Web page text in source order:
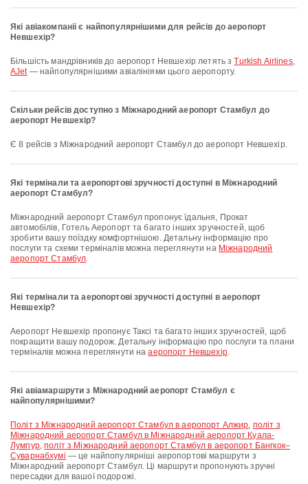
Які авіакомпанії є найпопулярнішими для рейсів до аеропорт
Невшехір?
Більшість мандрівників до аеропорт Невшехір летять зTurkish Airlines,
AJet— найпопулярнішими авіалініями цього аеропорту.
Скільки рейсів доступно з Міжнародний аеропорт Стамбул до
аеропорт Невшехір?
Є 8 рейсів з Міжнародний аеропорт Стамбул до аеропорт Невшехір.
Які термінали та аеропортові зручності доступні в Міжнародний
аеропорт Стамбул?
Міжнародний аеропорт Стамбул пропонує їдальня, Прокат
автомобілів, Готель Аеропорт та багато інших зручностей, щоб
зробити вашу поїздку комфортнішою. Детальну інформацію про
послуги та схеми терміналів можна переглянути на Міжнародний
аеропорт Стамбул.
Які термінали та аеропортові зручності доступні в аеропорт
Невшехір?
аеропорт Невшехір пропонує Таксі та багато інших зручностей, щоб
покращити вашу подорож. Детальну інформацію про послуги та плани
терміналів можна переглянути нааеропорт Невшехір.
Які авіамаршрути з Міжнародний аеропорт Стамбул є
найпопулярнішими?
політ з Міжнародний аеропорт Стамбул в аеропорт Алжир, політ з
Міжнародний аеропорт Стамбул в Міжнародний аеропорт Куала-
Лумпур,політ з Міжнародний аеропорт Стамбул в аеропорт Бангкок–
Суварнабхумі — це найпопулярніші аеропортові маршрути з
Міжнародний аеропорт Стамбул. Ці маршрути пропонують зручні
пересадки для вашої подорожі.